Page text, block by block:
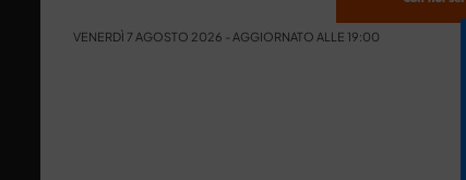
VENERDÌ 7 AGOSTO 2026 - AGGIORNATO ALLE 19:00